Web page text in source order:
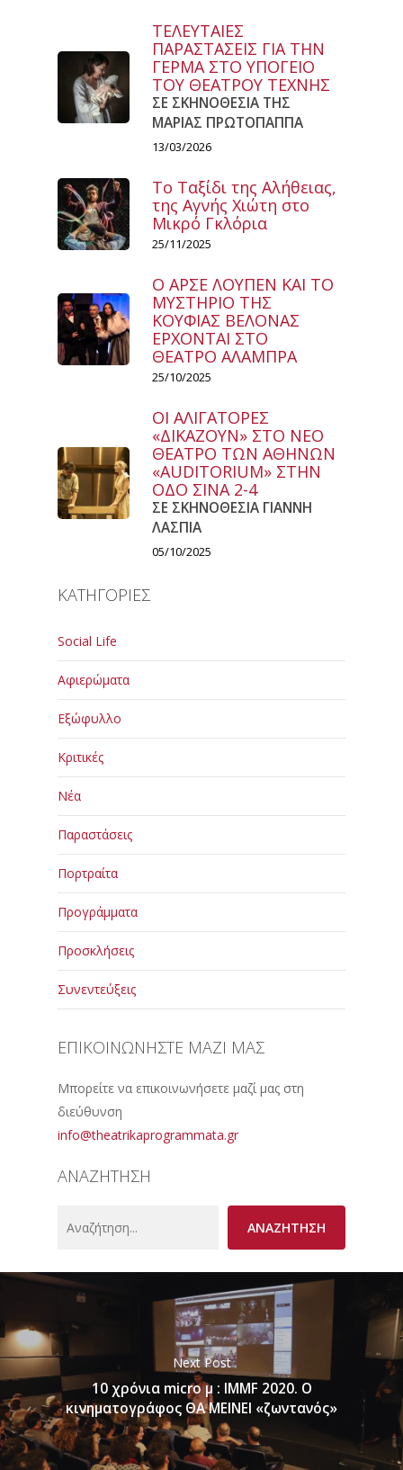
ΤΕΛΕΥΤΑΙΕΣ
ΠΑΡΑΣΤΑΣΕΙΣ ΓΙΑ ΤΗΝ
ΓΕΡΜΑ ΣΤΟ ΥΠΟΓΕΙΟ
ΤΟΥ ΘΕΑΤΡΟΥ ΤΕΧΝΗΣ
ΣΕ ΣΚΗΝΟΘΕΣΙΑ ΤΗΣ
ΜΑΡΙΑΣ ΠΡΩΤΟΠΑΠΠΑ
13/03/2026
Το Ταξίδι της Αλήθειας,
της Αγνής Χιώτη στο
Μικρό Γκλόρια
25/11/2025
Ο ΑΡΣΕ ΛΟΥΠΕΝ ΚΑΙ ΤΟ
ΜΥΣΤΗΡΙΟ ΤΗΣ
ΚΟΥΦΙΑΣ ΒΕΛΟΝΑΣ
ΕΡΧΟΝΤΑΙ ΣΤΟ
ΘΕΑΤΡΟ ΑΛΑΜΠΡΑ
25/10/2025
ΟΙ ΑΛΙΓΑΤΟΡΕΣ
«ΔΙΚΑΖΟΥΝ» ΣΤΟ ΝΕΟ
ΘΕΑΤΡΟ ΤΩΝ ΑΘΗΝΩΝ
«AUDITORIUM» ΣΤΗΝ
ΟΔΟ ΣΙΝΑ 2-4
ΣΕ ΣΚΗΝΟΘΕΣΙΑ ΓΙΑΝΝΗ
ΛΑΣΠΙΑ
05/10/2025
ΚΑΤΗΓΟΡΙΕΣ
Social Life
Αφιερώματα
Εξώφυλλο
Κριτικές
Νέα
Παραστάσεις
Πορτραίτα
Προγράμματα
Προσκλήσεις
Συνεντεύξεις
ΕΠΙΚΟΙΝΩΝΗΣΤΕ ΜΑΖΙ ΜΑΣ
Μπορείτε να επικοινωνήσετε μαζί μας στη
διεύθυνση
info@theatrikaprogrammata.gr
ΑΝΑΖΗΤΗΣΗ
ΑΝΑΖΗΤΗΣΗ
Next Post
10 χρόνια micro μ : IMΜF 2020. Ο
κινηματογράφος ΘΑ ΜΕΙΝΕΙ «ζωντανός»